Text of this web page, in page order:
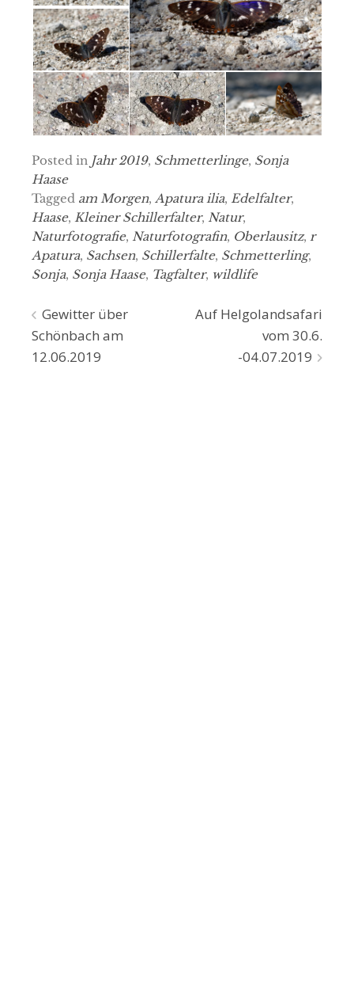
Posted in Jahr 2019, Schmetterlinge, Sonja
Haase
Tagged am Morgen, Apatura ilia, Edelfalter,
Haase, Kleiner Schillerfalter, Natur,
Naturfotografie, Naturfotografin, Oberlausitz, r
Apatura, Sachsen, Schillerfalte, Schmetterling,
Sonja, Sonja Haase, Tagfalter, wildlife
Beitragsnavigation
Gewitter über
Schönbach am
12.06.2019
Auf Helgolandsafari
vom 30.6.
-04.07.2019